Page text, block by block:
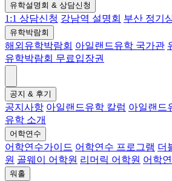
유학설명회 & 상담신청
1:1 상담신청 강남역 설명회 부산 정기
유학박람회
해외유학박람회 아일랜드유학 국가관
유학박람회 무료입장권
공지 & 후기
공지사항 아일랜드유학 칼럼 아일랜드
유학 소개
어학연수
어학연수가이드 어학연수 프로그램 더
원 골웨이 어학원 리머릭 어학원 어학
워홀